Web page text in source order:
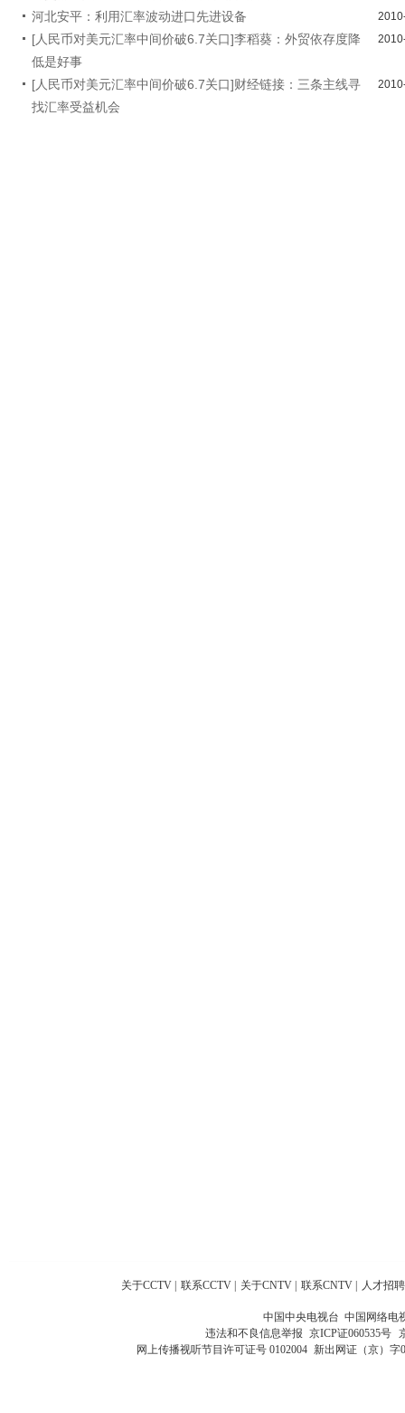
河北安平：利用汇率波动进口先进设备
[人民币对美元汇率中间价破6.7关口]李稻葵：外贸依存度降
低是好事
[人民币对美元汇率中间价破6.7关口]财经链接：三条主线寻
找汇率受益机会
关于CCTV 联系CCTV 关于CNTV 联系CNTV 人才招聘
中国中央电视台 中国网络电
违法和不良信息举报 京ICP证060535号
网上传播视听节目许可证号 0102004 新出网证（京）